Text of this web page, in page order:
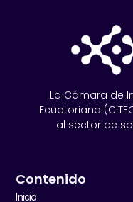
La Cámara de
Ecuatoriana
al sector de
Contenido
Inicio